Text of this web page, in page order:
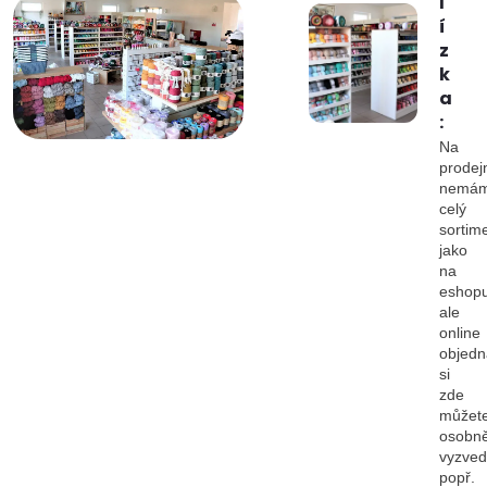
í
z
k
a
:
Na
celý
jako
na
ale
online
si
zde
popř.